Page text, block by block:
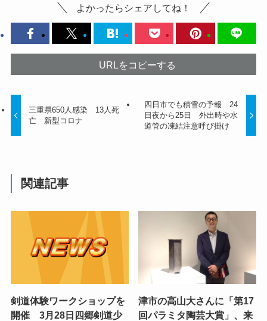
よかったらシェアしてね！
URLをコピーする
三重県650人感染 13人死
亡 新型コロナ
四日市でも積雪の予報 24
日夜から25日 外出時や水
道管の凍結注意呼び掛け
関連記事
剣道体験ワークショップを
開催 3月28日四郷剣道少
津市の高山大さんに「第17
回パラミタ陶芸大賞」、来